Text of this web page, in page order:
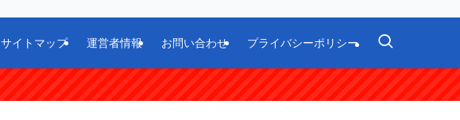
サイトマップ 運営者情報 お問い合わせ プライバシーポリシー